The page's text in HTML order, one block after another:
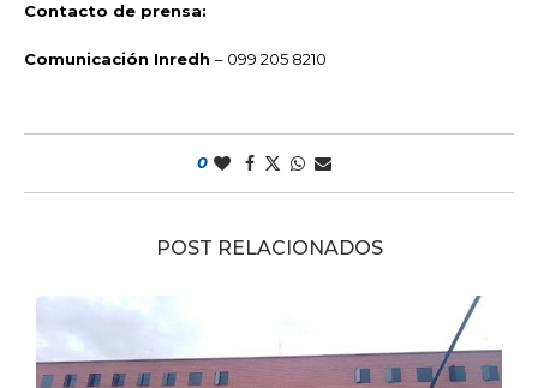
Contacto de prensa:
Comunicación Inredh – 099 205 8210
0
POST RELACIONADOS